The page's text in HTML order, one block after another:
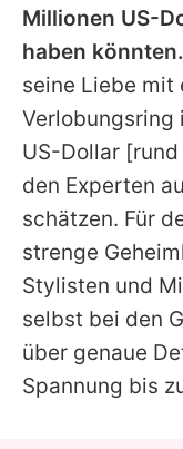
Millionen US-
haben könnten.
seine Liebe mit
Verlobungsring
US-Dollar [rund
den Experten
schätzen. Für
strenge
Stylisten und
selbst bei den
über genaue
Spannung bis